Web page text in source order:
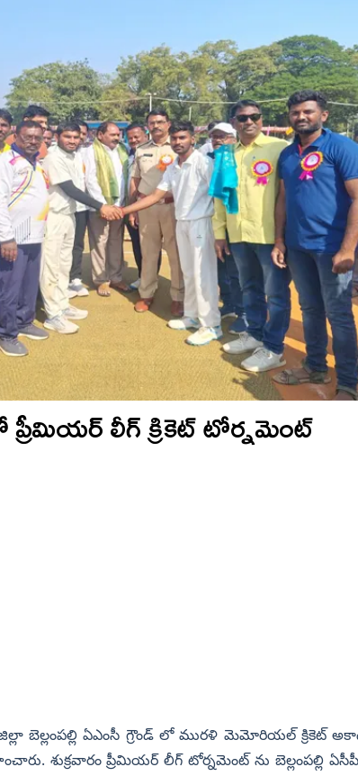
ప్రీమియర్ లీగ్ క్రికెట్ టోర్నమెంట్
బెల్లంపల్లి ఏఎంసీ గ్రౌండ్ లో మురళి మెమోరియల్ క్రికెట్
శుక్రవారం ప్రీమియర్ లీగ్ టోర్నమెంట్ ను బెల్లంపల్లి